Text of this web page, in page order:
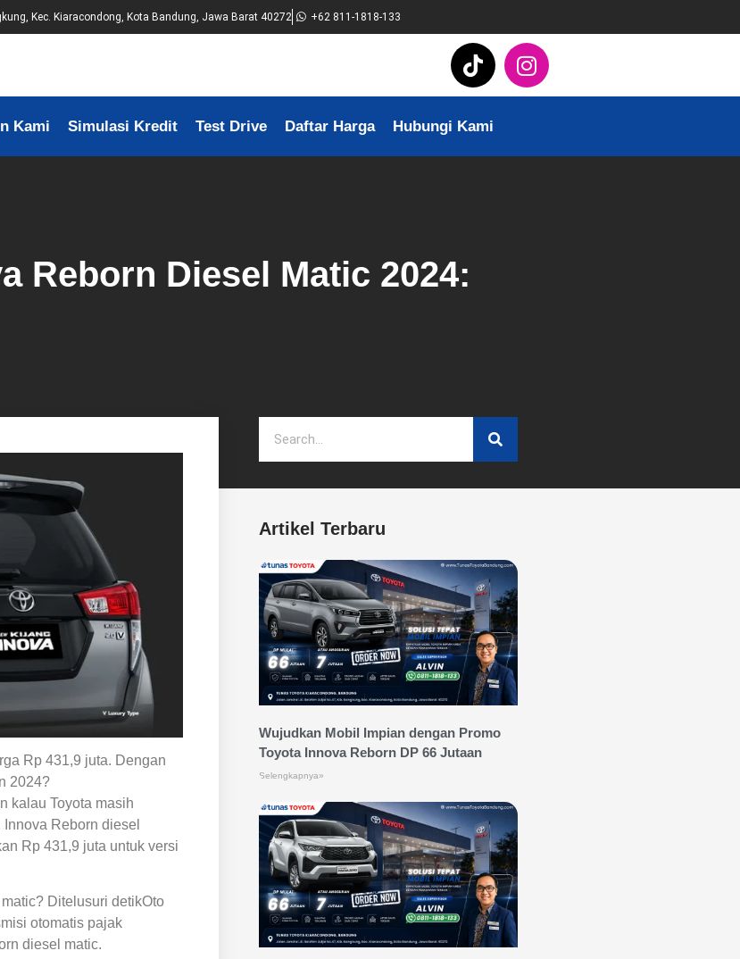
Kec. Kiaracondong, Kota Bandung, Jawa Barat 40272 +62 811-1818-133
Kami Simulasi Kredit Test Drive Daftar Harga Hubungi Kami
Reborn Diesel Matic 2024:
Rp 431,9 juta. Dengan
2024?
kalau Toyota masih
Reborn diesel
Rp 431,9 juta untuk versi
Ditelusuri detikOto
otomatis pajak
diesel matic.
Artikel Terbaru
Wujudkan Mobil Impian dengan Promo
Toyota Innova Reborn DP 66 Jutaan
Selengkapnya»